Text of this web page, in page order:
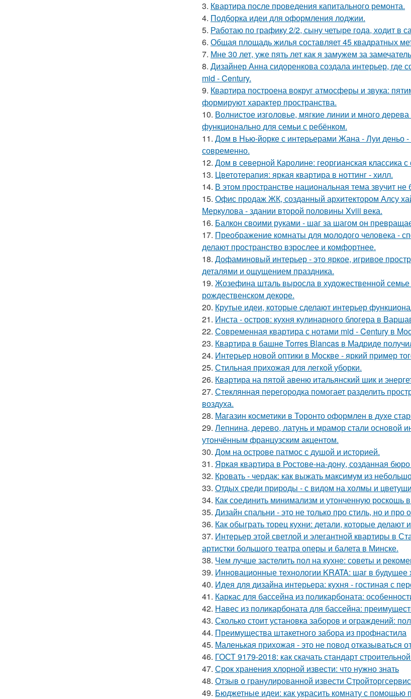
3. Квартира после проведения капитального ремонта.
4. Подборка идеи для оформления лоджии.
5. Работаю по графику 2/2, сыну четыре года, ходит в
6. Общая площадь жилья составляет 45 квадратных
7. Мне 30 лет, уже пять лет как я замужем за
8. Дизайнер Анна сидоренкова создала интерьер, где
mid - Century.
9. Квартира построена вокруг атмосферы и звука:
формируют характер пространства.
10. Волнистое изголовье, мягкие линии и много
функционально для семьи с ребёнком.
11. Дом в Нью-йорке с интерьерами Жана - Луи деньо -
современно.
12. Дом в северной Каролине: георгианская классика
13. Цветотерапия: яркая квартира в ноттинг - хилл.
14. В этом пространстве национальная тема звучит
15. Офис продаж ЖК, созданный архитектором Алсу
Меркулова - здании второй половины Xviii века.
16. Балкон своими руками - шаг за шагом он
17. Преображение комнаты для молодого человека -
делают пространство взрослее и комфортнее.
18. Дофаминовый интерьер - это яркое, игривое
деталями и ощущением праздника.
19. Жозефина шталь выросла в художественной семье
рождественском декоре.
20. Крутые идеи, которые сделают интерьер
21. Инста - остров: кухня кулинарного блогера в
22. Современная квартира с нотами mid - Century в
23. Квартира в башне Torres Blancas в Мадриде
24. Интерьер новой оптики в Москве - яркий пример
25. Стильная прихожая для легкой уборки.
26. Квартира на пятой авеню итальянский шик и
27. Стеклянная перегородка помогает разделить
воздуха.
28. Магазин косметики в Торонто оформлен в духе
29. Лепнина, дерево, латунь и мрамор стали основой
утончённым французским акцентом.
30. Дом на острове патмос с душой и историей.
31. Яркая квартира в Ростове-на-дону, созданная
32. Кровать - чердак: как выжать максимум из
33. Отдых среди природы - с видом на холмы и
34. Как соединить минимализм и утонченную роскошь
35. Дизайн спальни - это не только про стиль, но и
36. Как обыграть торец кухни: детали, которые делают
37. Интерьер этой светлой и элегантной квартиры в
артистки большого театра оперы и балета в Минске.
38. Чем лучше застелить пол на кухне: советы и
39. Инновационные технологии KRATA: шаг в
40. Идея для дизайна интерьера: кухня - гостиная с
41. Каркас для бассейна из поликарбоната:
42. Навес из поликарбоната для бассейна:
43. Сколько стоит установка заборов и ограждений:
44. Преимущества штакетного забора из профнастила
45. Маленькая прихожая - это не повод отказываться
46. ГОСТ 9179-2018: как скачать стандарт
47. Срок хранения хлорной извести: что нужно знать
48. Отзыв о гранулированной извести
49. Бюджетные идеи: как украсить комнату с помощью